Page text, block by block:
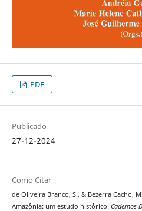
PDF
Publicado
27-12-2024
Como Citar
de Oliveira Branco, S., & Bezerra Cacho,
Amazônia: um estudo hist´órico. Cadernos